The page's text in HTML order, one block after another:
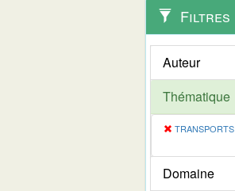
Filtres
Auteur
Thématique
TRANSPORTS
Domaine